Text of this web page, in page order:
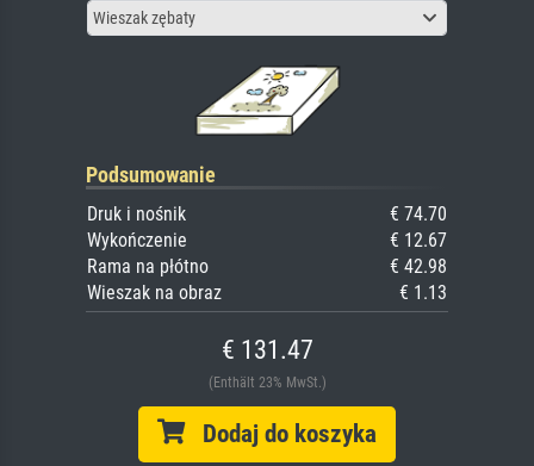
Wieszak zębaty
Podsumowanie
Druk i nośnik
€ 74.70
Wykończenie
€ 12.67
Rama na płótno
€ 42.98
Wieszak na obraz
€ 1.13
€ 131.47
(Enthält 23% MwSt.)
Dodaj do koszyka